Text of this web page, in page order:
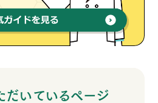
だいているページ